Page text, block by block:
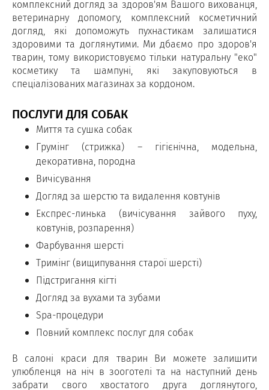
комплексний догляд за здоров'ям Вашого вихованця,
ветеринарну допомогу, комплексний косметичний
догляд, які допоможуть пухнастикам залишатися
здоровими та доглянутими. Ми дбаємо про здоров'я
тварин, тому використовуємо тільки натуральну "еко"
косметику та шампуні, які закуповуються в
спеціалізованих магазинах за кордоном.
ПОСЛУГИ ДЛЯ СОБАК
Миття та сушка собак
Грумінг (стрижка) – гігієнічна, модельна,
декоративна, породна
Вичісування
Догляд за шерстю та видалення ковтунів
Експрес-линька (вичісування зайвого пуху,
ковтунів, розпарення)
Фарбування шерсті
Тримінг (вищипування старої шерсті)
Підстригання кігті
Догляд за вухами та зубами
Spa-процедури
Повний комплекс послуг для собак
В салоні краси для тварин Ви можете залишити
улюбленця на ніч в зооготелі та на наступний день
забрати свого хвостатого друга доглянутого,